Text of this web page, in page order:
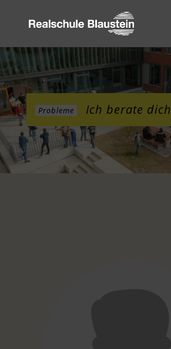
Probleme Ich berate dich